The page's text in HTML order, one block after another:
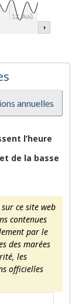
12. Aoû
annuelles
l’heure
de la basse
ce site web
contenues
par le
des marées
les
officielles